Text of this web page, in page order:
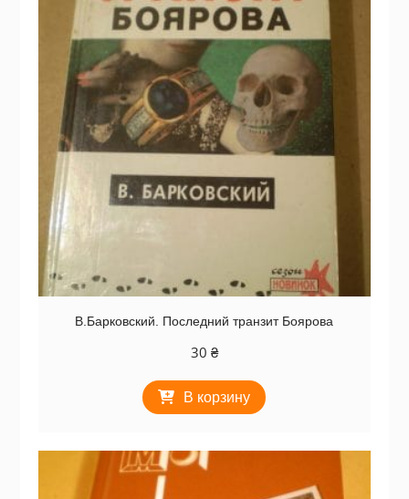
В.Барковский. Последний транзит Боярова
30 ₴
В корзину